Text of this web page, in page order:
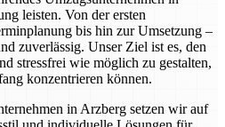
leisten. Von der ersten
bis hin zur Umsetzung –
zuverlässig. Unser Ziel ist es, den
stressfrei wie möglich zu gestalten,
konzentrieren können.
in Arzberg setzen wir auf